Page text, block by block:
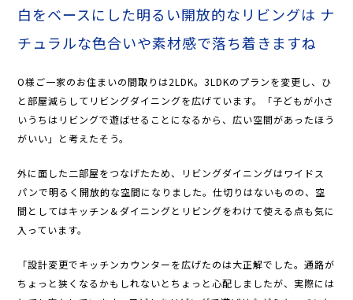
白をベースにした明るい開放的なリビングは ナ
チュラルな色合いや素材感で落ち着きますね
O様ご一家のお住まいの間取りは2LDK。3LDKのプランを変更し、ひ
と部屋減らしてリビングダイニングを広げています。「子どもが小さ
いうちはリビングで遊ばせることになるから、広い空間があったほう
がいい」と考えたそう。
外に面した二部屋をつなげたため、リビングダイニングはワイドス
パンで明るく開放的な空間になりました。仕切りはないものの、空
間としてはキッチン＆ダイニングとリビングをわけて使える点も気に
入っています。
「設計変更でキッチンカウンターを広げたのは大正解でした。通路が
ちょっと狭くなるかもしれないとちょっと心配しましたが、実際には